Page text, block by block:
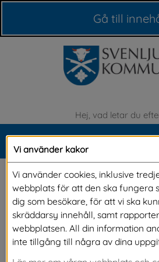
Gå till
Meny
Fritidshus
Om du vill bygga ett helt
bygga till ett befintligt
Vi använder kakor
Vi använder cookies, inklusive
webbplats för att den ska fungera
dig som besökare, för att vi ska
skräddarsy innehåll, samt
webbplatsen. All din information
inte tillgång till några av dina